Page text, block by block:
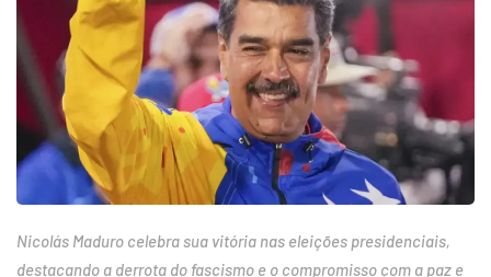
Nicolás Maduro celebra sua vitória nas eleições presidenciais,
destacando a derrota do fascismo e o compromisso com a paz e